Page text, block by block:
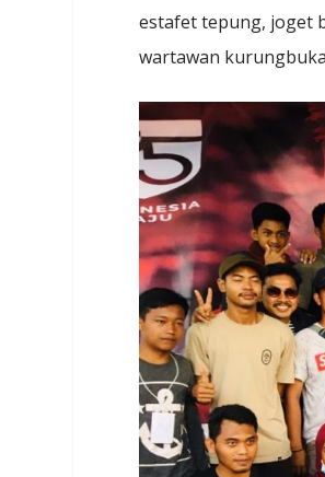
estafet tepung, joget
wartawan